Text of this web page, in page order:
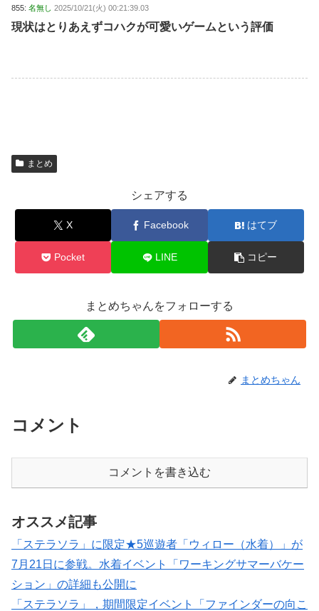
855: 名無し 2025/10/21(火) 00:21:39.03
現状はとりあえずコハクが可愛いゲームという評価
まとめ
シェアする
X Facebook はてブ
Pocket LINE コピー
まとめちゃんをフォローする
まとめちゃん
コメント
コメントを書き込む
オススメ記事
「ステラソラ」に限定★5巡遊者「ウィロー（水着）」が
7月21日に参戦。水着イベント「ワーキングサマーバケー
ション」の詳細も公開に
「ステラソラ」，期間限定イベント「ファインダーの向こ